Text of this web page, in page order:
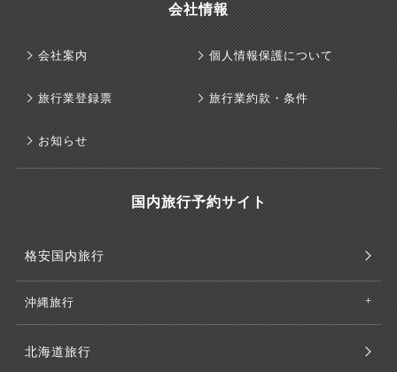
会社情報
会社案内 個人情報保護について
旅行業登録票 旅行業約款・条件
お知らせ
国内旅行予約サイト
格安国内旅行
沖縄旅行
北海道旅行